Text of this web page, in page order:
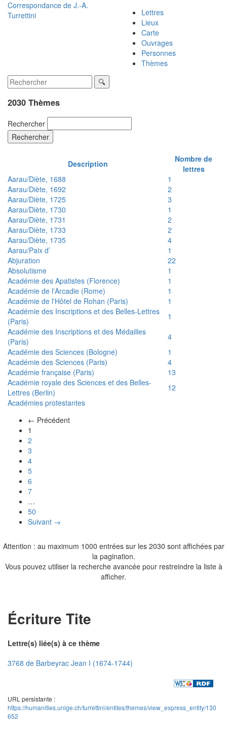
Correspondance de J.-A.
Turrettini
Lettres
Lieux
Carte
Ouvrages
Personnes
Thèmes
2030 Thèmes
Rechercher
Rechercher
Description
Nombre de
lettres
Aarau/Diète, 1688
1
Aarau/Diète, 1692
2
Aarau/Diète, 1725
3
Aarau/Diète, 1730
1
Aarau/Diète, 1731
2
Aarau/Diète, 1733
2
Aarau/Diète, 1735
4
Aarau/Paix d’
1
Abjuration
22
Absolutisme
1
Académie des Apatistes (Florence)
1
Académie de l'Arcadie (Rome)
1
Académie de l'Hôtel de Rohan (Paris)
1
Académie des Inscriptions et des Belles-Lettres
(Paris)
1
Académie des Inscriptions et des Médailles
(Paris)
4
Académie des Sciences (Bologne)
1
Académie des Sciences (Paris)
4
Académie française (Paris)
13
Académie royale des Sciences et des Belles-
Lettres (Berlin)
12
Académies protestantes
← Précédent
1
2
3
4
5
6
7
…
50
Suivant →
Attention : au maximum 1000 entrées sur les 2030 sont affichées par
la pagination.
Vous pouvez utiliser la recherche avancée pour restreindre la liste à
afficher.
Écriture Tite
Lettre(s) liée(s) à ce thème
3768 de Barbeyrac Jean I (1674-1744)
URL persistante :
https://humanities.unige.ch/turrettini/entites/themes/view_express_entity/130
652